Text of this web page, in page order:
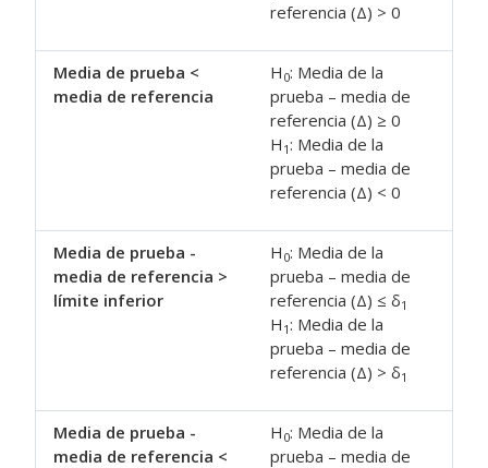
referencia (Δ) > 0
Media de prueba <
media de referencia
H 0: Media de la
prueba – media de
referencia (Δ) ≥ 0
H 1: Media de la
prueba – media de
referencia (Δ) < 0
Media de prueba -
media de referencia >
límite inferior
H 0: Media de la
prueba – media de
referencia (Δ) ≤ δ1
H 1: Media de la
prueba – media de
referencia (Δ) > δ1
Media de prueba -
media de referencia <
H 0: Media de la
prueba – media de